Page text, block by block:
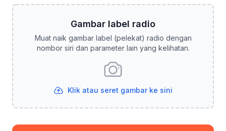
Gambar label radio
Muat naik gambar label (pelekat) radio dengan
nombor siri dan parameter lain yang kelihatan.
Klik atau seret gambar ke sini